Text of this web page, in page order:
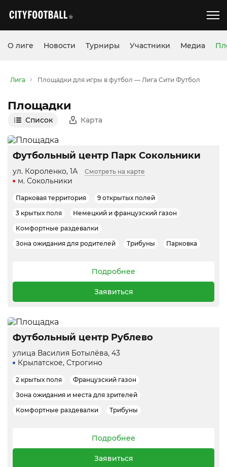
О лиге Новости Турниры Участники Медиа
Лига Площадки для игры в футбол — Лига Сити Футбол
Площадки
Список Карта
Футбольный центр Парк Сокольники
ул. Короленко, 1А Смотреть на карте
м. Сокольники
Парковая территория
9 открытых полей
3 крытых поля
Немецкий и французский газон
Комфортные раздевалки
Зона ожидания для родителей
Трибуны Парковка
Подробнее
Заявиться
Футбольный центр Рублево
улица Василия Ботылёва, 43
Крылатское, Строгино
2 крытых поля
Французский газон
Зона ожидания и места для зрителей
Комфортные раздевалки
Трибуны
Подробнее
Заявиться